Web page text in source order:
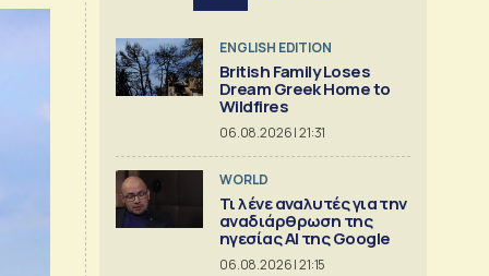
ENGLISH EDITION
British Family Loses
Dream Greek Home to
Wildfires
06.08.2026 | 21:31
WORLD
Τι λένε αναλυτές για την
αναδιάρθρωση της
ηγεσίας ΑΙ της Google
06.08.2026 | 21:15